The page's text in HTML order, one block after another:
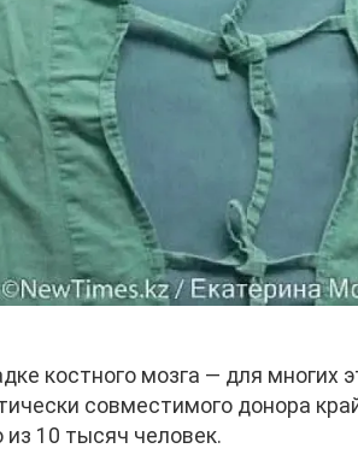
костного мозга — для многих
совместимого донора
10 тысяч человек.